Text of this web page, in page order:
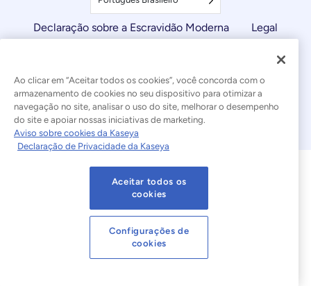
Declaração sobre a Escravidão Moderna Legal
Declaração de Privacidade
Mapa do site Cookies Settings
Aviso sobre cookies
Ao clicar em “Aceitar todos os cookies”, você concorda com o
armazenamento de cookies no seu dispositivo para otimizar a
navegação no site, analisar o uso do site, melhorar o desempenho
do site e apoiar nossas iniciativas de marketing.
Aviso sobre cookies da Kaseya
Declaração de Privacidade da Kaseya
Aceitar todos os
cookies
Configurações de
cookies